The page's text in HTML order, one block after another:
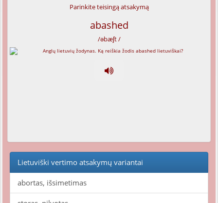
Parinkite teisingą atsakymą
abashed
/əbæʃt /
Lietuviški vertimo atsakymų variantai
abortas, išsimetimas